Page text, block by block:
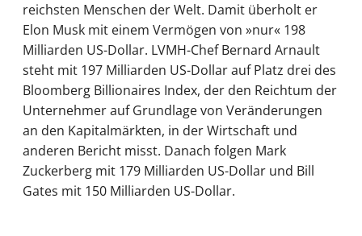
reichsten Menschen der Welt. Damit überholt er
Elon Musk mit einem Vermögen von »nur« 198
Milliarden US-Dollar. LVMH-Chef Bernard Arnault
steht mit 197 Milliarden US-Dollar auf Platz drei des
Bloomberg Billionaires Index, der den Reichtum der
Unternehmer auf Grundlage von Veränderungen
an den Kapitalmärkten, in der Wirtschaft und
anderen Bericht misst. Danach folgen Mark
Zuckerberg mit 179 Milliarden US-Dollar und Bill
Gates mit 150 Milliarden US-Dollar.